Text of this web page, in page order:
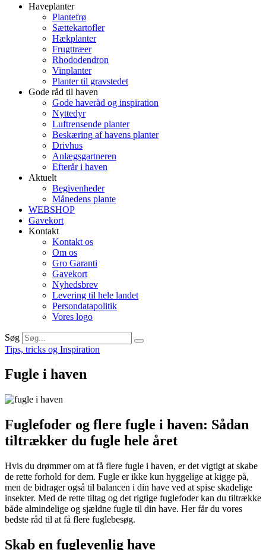
Haveplanter
Plantefrø
Sættekartofler
Hækplanter
Frugttræer
Rhododendron
Vinplanter
Planter til gravstedet
Gode råd til haven
Gode haveråd og inspiration
Nyttedyr
Luftrensende planter
Beskæring af havens planter
Drivhus
Anlægsgartneren
Efterår i haven
Aktuelt
Begivenheder
Månedens plante
WEBSHOP
Gavekort
Kontakt
Kontakt os
Om os
Gro Garanti
Gavekort
Nyhedsbrev
Levering til hele landet
Persondatapolitik
Vores logo
Søg
Tips, tricks og Inspiration
Fugle i haven
Fuglefoder og flere fugle i haven: Sådan
tiltrækker du fugle hele året
Hvis du drømmer om at få flere fugle i haven, er det vigtigt at skabe
de rette forhold for dem. Fugle er ikke kun hyggelige at kigge på,
men de bidrager også til balancen i din have ved at spise skadelige
insekter. Med de rette tiltag og det rigtige fuglefoder kan du tiltrække
både almindelige og sjældne fugle til din have. Her får du vores
bedste råd til at få flere fuglebesøg.
Skab en fuglevenlig have